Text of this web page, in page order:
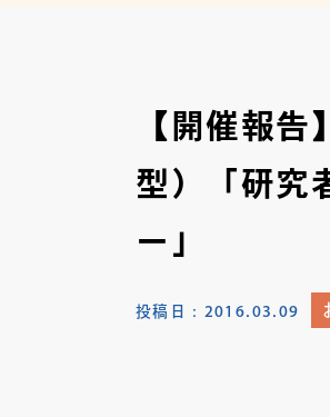
【開催報
型）「研究
ー」
投稿日： 2016.03.09